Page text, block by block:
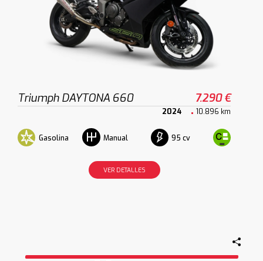
Triumph DAYTONA 660 7.290 €
2024 10.896 km
Gasolina Manual 95 cv
VER DETALLES